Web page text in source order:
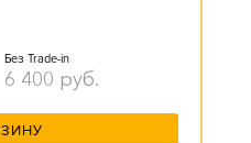
Без Trade-in
6 400 руб.